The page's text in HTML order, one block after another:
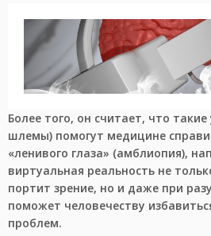
Более того, он считает, что такие
шлемы) помогут медицине
«ленивого глаза» (амблиопия),
виртуальная реальность не
портит зрение, но и даже при
поможет человечеству
проблем.